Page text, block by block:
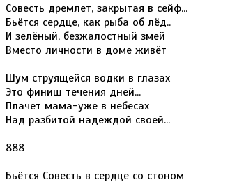
Совесть дремлет, закрытая в сейф...
Бьётся сердце, как рыба об лёд..
И зелёный, безжалостный змей
Вместо личности в доме живёт
Шум струящейся водки в глазах
Это финиш течения дней...
Плачет мама-уже в небесах
Над разбитой надеждой своей...
888
Бьётся Совесть в сердце со стоном